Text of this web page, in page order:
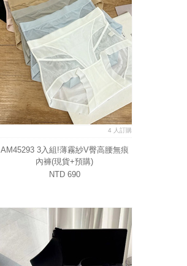
4 人訂購
AM45293 3入組!薄霧紗V臀高腰無痕
內褲(現貨+預購)
NTD 690